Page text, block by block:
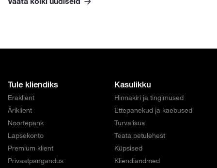
Tule kliendiks
Eraklient
Äriklient
Noortepank
Lapsekonto
Premium klient
Privaatpangandus
Kasulikku
Hinnakiri ja tingimused
Ettepanekud ja kaebused
Turvalisus
Teata petulehest
Küpsised
Kliendiandmed